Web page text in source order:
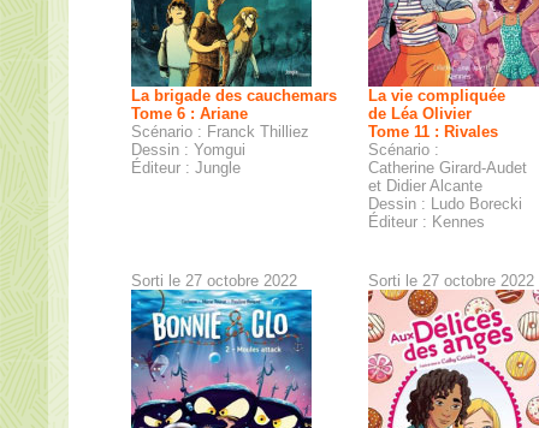
La brigade des cauchemars
Tome 6 : Ariane
Scénario : Franck Thilliez
Dessin : Yomgui
Éditeur : Jungle
La vie compliquée
de Léa Olivier
Tome 11 : Rivales
Scénario :
Catherine Girard-Audet
et Didier Alcante
Dessin : Ludo Borecki
Éditeur : Kennes
Sorti le 27 octobre 2022 Sorti le 27 octobre 2022